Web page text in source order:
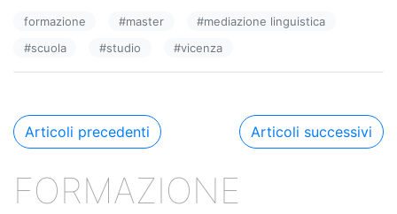
e
b
o
k
e
dI
di
vi
formazione #master #mediazione linguistica
#scuola #studio #vicenza
Navigazione
Articoli precedenti Articoli successivi
FORMAZIONE